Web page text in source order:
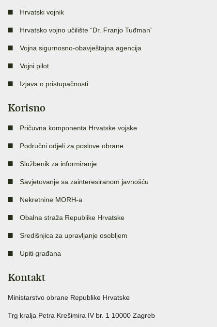
Hrvatski vojnik
Hrvatsko vojno učilište “Dr. Franjo Tuđman”
Vojna sigurnosno-obavještajna agencija
Vojni pilot
Izjava o pristupačnosti
Korisno
Pričuvna komponenta Hrvatske vojske
Područni odjeli za poslove obrane
Službenik za informiranje
Savjetovanje sa zainteresiranom javnošću
Nekretnine MORH-a
Obalna straža Republike Hrvatske
Središnjica za upravljanje osobljem
Upiti građana
Kontakt
Ministarstvo obrane Republike Hrvatske
Trg kralja Petra Krešimira IV br. 1 10000 Zagreb